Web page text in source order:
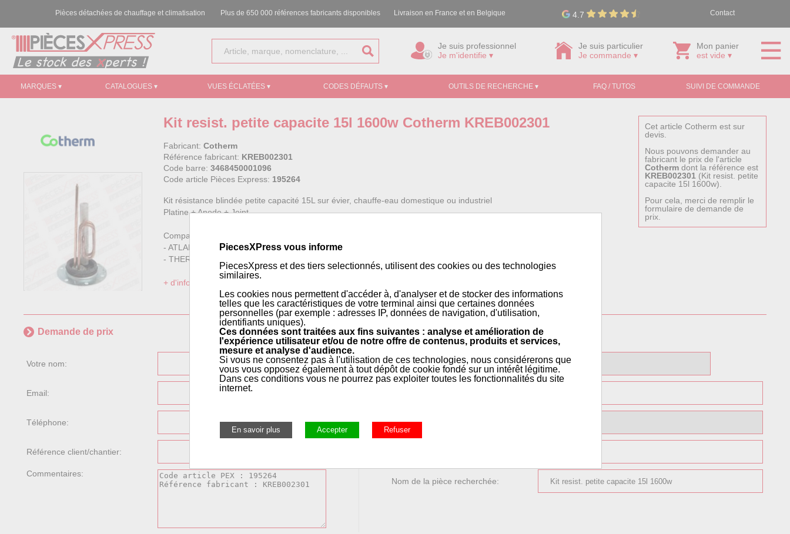
Pièces détachées de chauffage et climatisation Plus de 650 000 références fabricants disponibles Livraison en France et en Belgique 4.7 Contact
Je suis professionnel
Je m'identifie ▾
Je suis particulier
Je commande ▾
Mon panier
est vide ▾
MARQUES ▾ CATALOGUES ▾ VUES ÉCLATÉES ▾ CODES DÉFAUTS ▾ OUTILS DE RECHERCHE ▾ FAQ / TUTOS SUIVI DE COMMANDE
Kit resist. petite capacite 15l 1600w Cotherm KREB002301
Fabricant: Cotherm
Référence fabricant: KREB002301
Code barre: 3468450001096
Code article Pièces Express: 195264
Kit résistance blindée petite capacité 15L sur évier, chauffe-eau domestique ou industriel
Platine + Anode + Joint
Compatibilité Chauffe-eau (références) :
- ATLANTIC : 315112, 315216, 325112, 325215, 325216, 326215, 327105, 821170, 821213
- THERMOR SAUTER : 221071, 221079, 311002, 311004, 321081, 351216...
+ d'informations sur l'article
Cet article Cotherm est sur
devis.
Nous pouvons demander au
fabricant le prix de l'article
Cotherm dont la référence est
KREB002301 (Kit resist. petite
capacite 15l 1600w).
Pour cela, merci de remplir le
formulaire de demande de
prix.
Demande de prix
Votre nom:
Email:
Téléphone:
Référence client/chantier:
Commentaires:
Marque:
Année:
Nom de la pièce recherchée:
PiecesXPress vous informe
PiecesXpress et des tiers selectionnés, utilisent des cookies ou des technologies
similaires.
Les cookies nous permettent d'accéder à, d'analyser et de stocker des informations
telles que les caractéristiques de votre terminal ainsi que certaines données
personnelles (par exemple : adresses IP, données de navigation, d'utilisation,
identifiants uniques).
Ces données sont traitées aux fins suivantes : analyse et amélioration de
l'expérience utilisateur et/ou de notre offre de contenus, produits et services,
mesure et analyse d'audience.
Si vous ne consentez pas à l'utilisation de ces technologies, nous considérerons que
vous vous opposez également à tout dépôt de cookie fondé sur un intérêt légitime.
Dans ces conditions vous ne pourrez pas exploiter toutes les fonctionnalités du site
internet.